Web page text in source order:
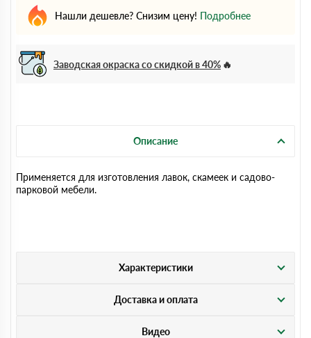
Нашли дешевле? Снизим цену! Подробнее
Заводская окраска со скидкой в 40%
Описание
Применяется для изготовления лавок, скамеек и садово-
парковой мебели.
Характеристики
Доставка и оплата
Видео